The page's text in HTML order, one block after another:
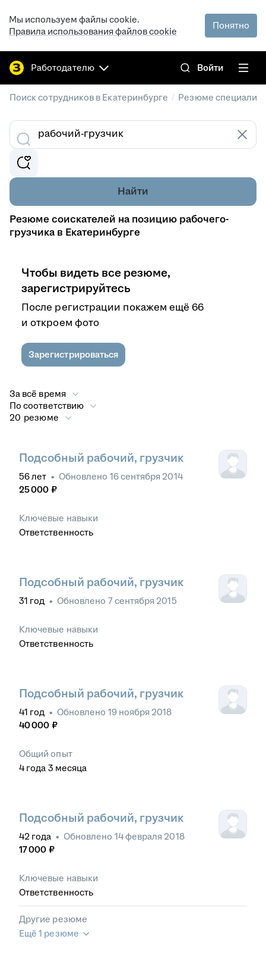
Мы используем файлы cookie.
Правила использования файлов cookie
Понятно
Работодателю Войти
Поиск сотрудников в Екатеринбурге / Резюме
Найти
Резюме соискателей на позицию рабочего-
грузчика в Екатеринбурге
Чтобы видеть все резюме,
зарегистрируйтесь
После регистрации покажем ещё 66
и откроем фото
Зарегистрироваться
За всё время
По соответствию
20 резюме
Подсобный рабочий, грузчик
56лет • Обновлено 16 сентября 2014
25 000 ₽
Ключевые навыки
Ответственность
Подсобный рабочий, грузчик
31 год • Обновлено 7 сентября 2015
Ключевые навыки
Ответственность
Подсобный рабочий, грузчик
41 год • Обновлено 19 ноября 2018
40 000 ₽
Общий опыт
4 года 3 месяца
Подсобный рабочий, грузчик
42 года • Обновлено 14 февраля 2018
17 000 ₽
Ключевые навыки
Ответственность
Другие резюме
Ещё 1 резюме